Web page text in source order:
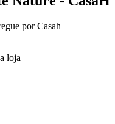
por Casah
loja